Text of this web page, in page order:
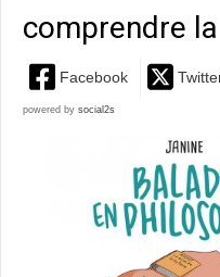
comprendre
Facebook
powered by social2s